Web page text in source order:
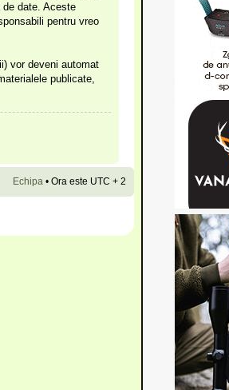
date. Aceste
pentru vreo
vor deveni automat
publicate,
Echipa • Ora este UTC + 2